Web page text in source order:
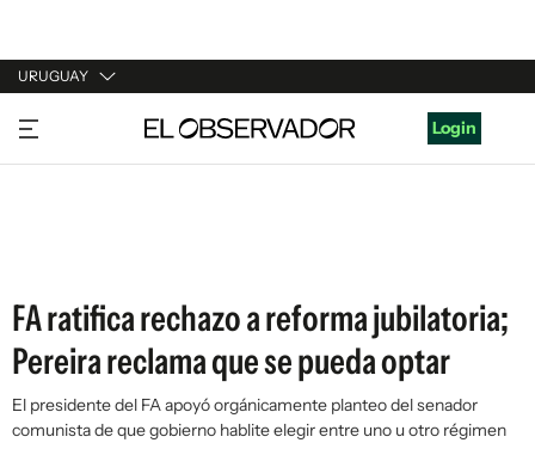
URUGUAY
URUGUAY
ARGENTINA
Login
FA ratifica rechazo a reforma jubilatoria;
Pereira reclama que se pueda optar
El presidente del FA apoyó orgánicamente planteo del senador
comunista de que gobierno hablite elegir entre uno u otro régimen